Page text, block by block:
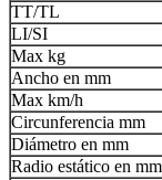
TT/TL
LI/SI
Max kg
Ancho en mm
Max km/h
Circunferencia mm
Diámetro en mm
Radio estático en mm